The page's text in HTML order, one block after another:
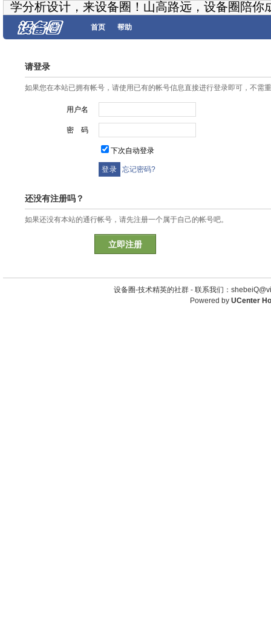
学分析设计，来设备圈！山高路远，设备圈陪你
首页 帮助
请登录
如果您在本站已拥有帐号，请使用已有的帐号信息直接进行登录即可，不需
用户名
密 码
下次自动登录
忘记密码?
还没有注册吗？
如果还没有本站的通行帐号，请先注册一个属于自己的帐号吧。
立即注册
设备圈-技术精英的社群 - 联系我们：
Powered by UCenter